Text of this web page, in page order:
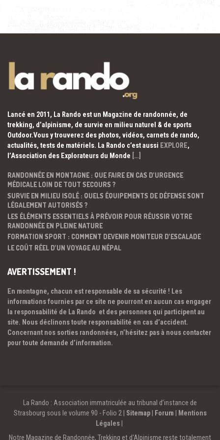
Lancé en 2011, La Rando est un Magazine de randonnée, de
trekking, d’alpinisme, de survie en milieu naturel & de sports
Outdoor.Vous y trouverez des photos, vidéos, carnets de rando,
actualités, tests de matériels. La Rando c’est aussi EXPLORE,
l’Association des Explorateurs du Monde […]
RANDONNÉE EN MONTAGNE : QUE FAIRE EN CAS D’URGENCE
MÉDICALE LOIN DE TOUT SECOURS ?
SURVIE EN MILIEU ISOLÉ : QUELS ÉQUIPEMENTS DE DÉFENSE SONT
LÉGALEMENT AUTORISÉS ?
LES ÉLÉMENTS ESSENTIELS À PRÉVOIR POUR RÉUSSIR VOTRE
RANDONNÉE EN PLEINE NATURE
FORMATION SPORT : COMMENT DEVENIR MONITEUR D’ESCALADE
LE COÛT RÉEL D’UN VOYAGE AU NÉPAL
AVERTISSEMENT !
En montagne, chacun est responsable de sa sécurité ! Les
informations fournies par ce site ne pourront en aucun cas engager
la responsabilité de La Rando et des personnes qui participent au
site. Nous déclinons toute responsabilité en cas d’accident.
Concernant nos sorties randonnées, n’hésitez pas à nous contacter
pour toute demande d’information.
La Rando : Association immatriculée au tribunal d’instance de
Strasbourg sous le volume 90 - Folio 2 | Sitemap| Forum | Mentions
Légales |
Notre Magazine de Randonnée, Trekking et d'Alpinisme reste totalement